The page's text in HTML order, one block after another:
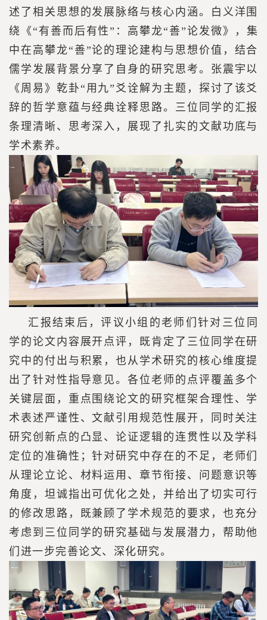
述了相关思想的发展脉络与核心内涵。白义洋围
绕《“有善而后有性”：高攀龙“善”论发微》，集
中在高攀龙“善”论的理论建构与思想价值，结合
儒学发展背景分享了自身的研究思考。张震宇以
《周易》乾卦“用九”爻诠解为主题，探讨了该爻
辞的哲学意蕴与经典诠释思路。三位同学的汇报
条理清晰、思考深入，展现了扎实的文献功底与
学术素养。
汇报结束后，评议小组的老师们针对三位同
学的论文内容展开点评，既肯定了三位同学在研
究中的付出与积累，也从学术研究的核心维度提
出了针对性指导意见。各位老师的点评覆盖多个
关键层面，重点围绕论文的研究框架合理性、学
术表述严谨性、文献引用规范性展开，同时关注
研究创新点的凸显、论证逻辑的连贯性以及学科
定位的准确性；针对研究中存在的不足，老师们
从理论立论、材料运用、章节衔接、问题意识等
角度，坦诚指出可优化之处，并给出了切实可行
的修改思路，既兼顾了学术规范的要求，也充分
考虑到三位同学的研究基础与发展潜力，帮助他
们进一步完善论文、深化研究。